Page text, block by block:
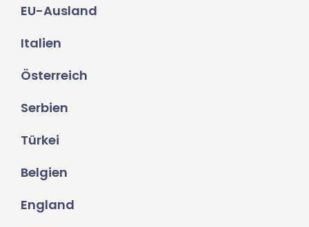
EU-Ausland
Italien
Österreich
Serbien
Türkei
Belgien
England